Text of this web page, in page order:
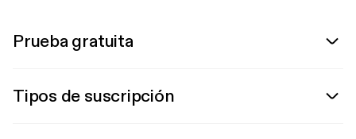
Prueba gratuita
Tipos de suscripción